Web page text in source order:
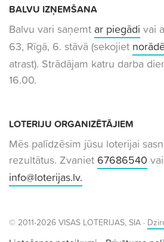
BALVU IZŅEMŠANA
Balvu vari saņemt ar piegādi vai
63, Rīgā, 6. stāvā (sekojiet
atrast). Strādājam katru darba
16.00.
LOTERIJU ORGANIZĒTĀJIEM
Mēs palīdzēsim jūsu loterijai
rezultātus. Zvaniet 67686540
info@loterijas.lv.
© 2011-2026 VISAS LOTERIJAS, SIA ·